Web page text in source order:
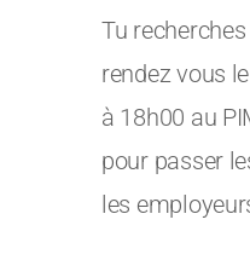
Tu recherches
rendez vous
à 18h00 au
pour passer
les